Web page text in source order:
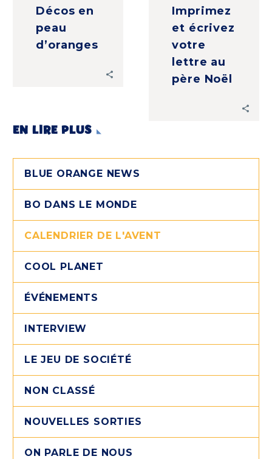
Décos en
peau
d’oranges
Imprimez
et écrivez
votre
lettre au
père Noël
EN LIRE PLUS
BLUE ORANGE NEWS
BO DANS LE MONDE
CALENDRIER DE L'AVENT
COOL PLANET
ÉVÉNEMENTS
INTERVIEW
LE JEU DE SOCIÉTÉ
NON CLASSÉ
NOUVELLES SORTIES
ON PARLE DE NOUS